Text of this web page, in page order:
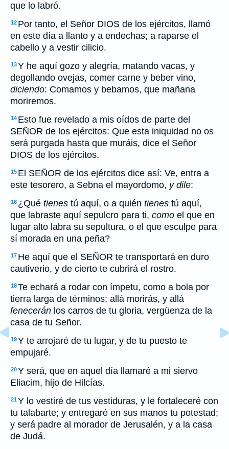
que lo labró.
12 Por tanto, el Señor DIOS de los ejércitos, llamó
en este día a llanto y a endechas; a raparse el
cabello y a vestir cilicio.
13Y he aquí gozo y alegría, matando vacas, y
degollando ovejas, comer carne y beber vino,
diciendo: Comamos y bebamos, que mañana
moriremos.
14 Esto fue revelado a mis oídos de parte del
SEÑOR de los ejércitos: Que esta iniquidad no os
será purgada hasta que muráis, dice el Señor
DIOS de los ejércitos.
15 El SEÑOR de los ejércitos dice así: Ve, entra a
este tesorero, a Sebna el mayordomo, y dile:
16 ¿Qué tienes tú aquí, o a quién tienes tú aquí,
que labraste aquí sepulcro para ti, como el que en
lugar alto labra su sepultura, o el que esculpe para
sí morada en una peña?
17 He aquí que el SEÑOR te transportará en duro
cautiverio, y de cierto te cubrirá el rostro.
18Te echará a rodar con ímpetu, como a bola por
tierra larga de términos; allá morirás, y allá
fenecerán los carros de tu gloria, vergüenza de la
casa de tu Señor.
19Y te arrojaré de tu lugar, y de tu puesto te
empujaré.
20Y será, que en aquel día llamaré a mi siervo
Eliacim, hijo de Hilcías.
21Y lo vestiré de tus vestiduras, y le fortaleceré con
tu talabarte; y entregaré en sus manos tu potestad;
y será padre al morador de Jerusalén, y a la casa
de Judá.